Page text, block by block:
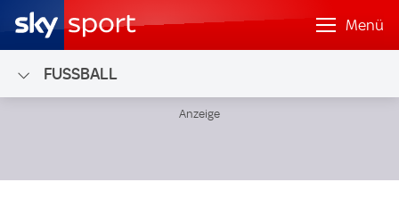
Menü
FUSSBALL